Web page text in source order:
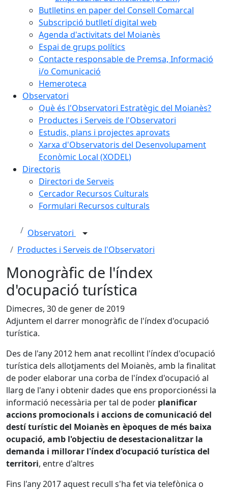
Butlletins en paper del Consell Comarcal
Subscripció butlletí digital web
Agenda d'activitats del Moianès
Espai de grups polítics
Contacte responsable de Premsa, Informació
i/o Comunicació
Hemeroteca
Observatori
Què és l'Observatori Estratègic del Moianès?
Productes i Serveis de l'Observatori
Estudis, plans i projectes aprovats
Xarxa d'Observatoris del Desenvolupament
Econòmic Local (XODEL)
Directoris
Directori de Serveis
Cercador Recursos Culturals
Formulari Recursos culturals
Observatori
Productes i Serveis de l'Observatori
Monogràfic de l'índex
d'ocupació turística
Dimecres, 30 de gener de 2019
Adjuntem el darrer monogràfic de l'índex d'ocupació
turística.
Des de l'any 2012 hem anat recollint l'índex d'ocupació
turística dels allotjaments del Moianès, amb la finalitat
de poder elaborar una corba de l'índex d'ocupació al
llarg de l'any i obtenir dades que ens proporcionéssi la
informació necessària per tal de poder planificar
accions promocionals i accions de comunicació del
destí turístic del Moianès en èpoques de més baixa
ocupació, amb l'objectiu de desestacionalitzar la
demanda i millorar l'índex d'ocupació turística del
territori, entre d'altres
Fins l'any 2017 aquest recull s'ha fet via telefònica o